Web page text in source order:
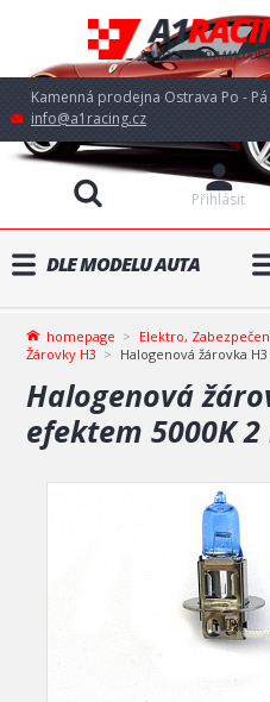
Kamenná prodejna Ostrava Po -
info@a1racing.cz
Přihlásit
DLE MODELU AUTA
homepage Elektro,
Žárovky H3
Halogenová žárovka
Halogenová
efektem 5000K 2